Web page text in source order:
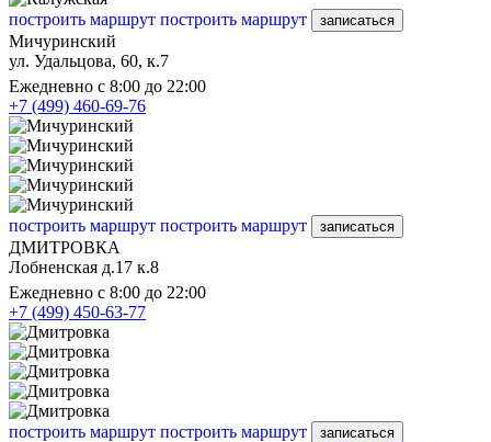
построить маршрут построить маршрут записаться
Мичуринский
ул. Удальцова, 60, к.7
Ежедневно с 8:00 до 22:00
+7 (499) 460-69-76
построить маршрут построить маршрут записаться
ДМИТРОВКА
Лобненская д.17 к.8
Ежедневно с 8:00 до 22:00
+7 (499) 450-63-77
построить маршрут построить маршрут записаться